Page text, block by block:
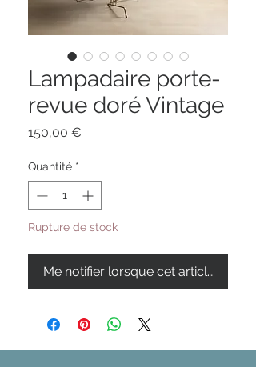
Lampadaire porte-
revue doré Vintage
150,00 €
Quantité *
Rupture de stock
Me notifier lorsque cet article est